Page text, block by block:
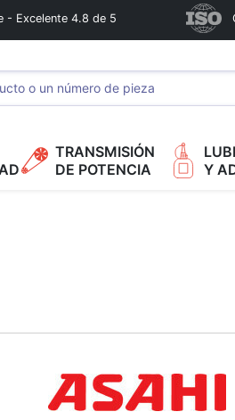
- Excelente 4.8 de 5
TRANSMISIÓN
DE POTENCIA
Y